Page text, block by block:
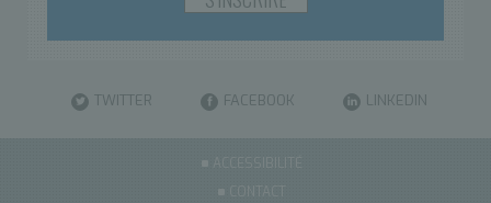
TWITTER FACEBOOK LINKEDIN
ACCESSIBILITÉ
CONTACT